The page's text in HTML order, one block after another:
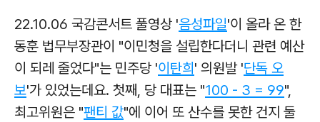
22.10.06 국감콘서트 풀영상 '음성파일'이 올라 온 한
동훈 법무부장관이 "이민청을 설립한다더니 관련 예산
이 되레 줄었다"는 민주당 '이탄희 ' 의원발 '단독 오
보'가 있었는데요. 첫째, 당 대표는 "100 - 3 = 99",
최고위원은 "팬티 값"에 이어 또 산수를 못한 건지 둘